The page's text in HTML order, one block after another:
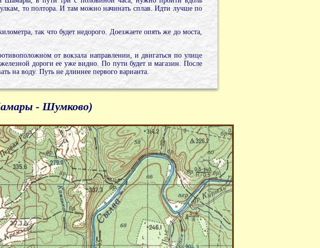
то полтора. И там можно начинать сплав. Идти лучше по
так что будет недорого. Доезжаете опять же до моста,
от вокзала направлении, и двигаться по улице
железной дороги ее уже видно. По пути будет и магазин. После
на воду. Путь не длиннее первого варианта.
- Шумково)